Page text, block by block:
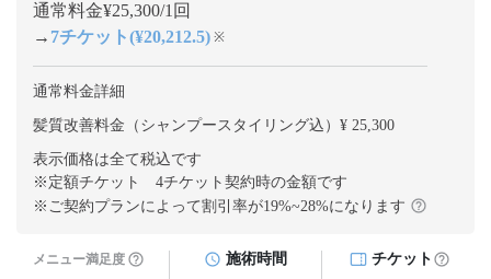
通常料金¥25,300/1回
→ 7チケット(¥20,212.5) ※
通常料金詳細
髪質改善料金（シャンプースタイリング込）¥ 25,300
表示価格は全て税込です
※定額チケット 4チケット契約時の金額です
※ご契約プランによって割引率が19%~28%になります
メニュー満足度 施術時間 チケット